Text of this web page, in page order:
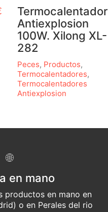
Termocalentador
Antiexplosion
100W. Xilong XL-
282
Peces, Productos,
Termocalentadores,
Termocalentadores
Antiexplosion
en mano
productos en mano en
o en Perales del rio